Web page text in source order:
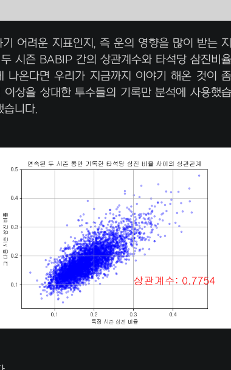
기 어려운 지표인지, 즉 운의 영향을 많이 받는 지
시즌 BABIP 간의 상관계수와 타석당 삼진비율
나온다면 우리가 지금까지 이야기 해온 것이 좀
상을 상대한 투수들의 기록만 분석에 사용했습
습니다.